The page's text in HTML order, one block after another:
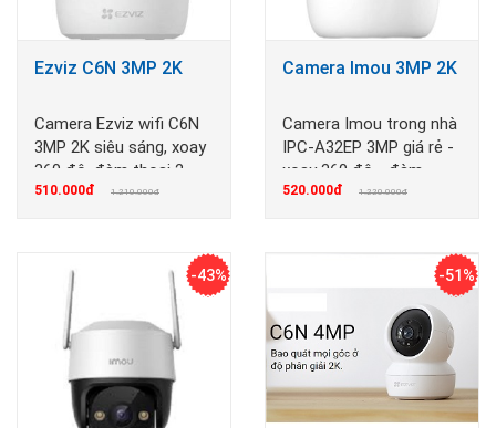
Ezviz C6N 3MP 2K
Camera Ezviz wifi C6N
3MP 2K siêu sáng, xoay
360 độ, đàm thoại 2
chiều
510.000đ 1.210.000đ
Camera Imou 3MP 2K
Camera Imou trong nhà
IPC-A32EP 3MP giá rẻ -
xoay 360 độ - đàm
thoại 2 chiều
520.000đ 1.220.000đ
-43% -51%